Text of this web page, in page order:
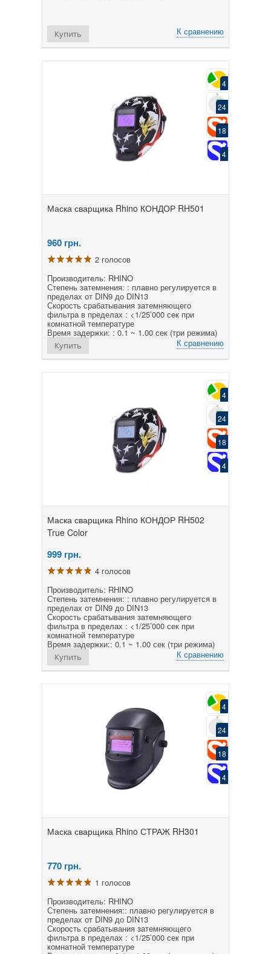
К сравнению
Купить
4
24
18
4
Маска сварщика Rhino КОНДОР RH501
960 грн.
2 голосов
Производитель: RHINO
Степень затемнения: : плавно регулируется в
пределах от DIN9 до DIN13
Скорость срабатывания затемняющего
фильтра в пределах : <1/25’000 сек при
комнатной температуре
Время задержки: : 0.1 ~ 1.00 сек (три режима)
К сравнению
Купить
4
24
18
4
Маска сварщика Rhino КОНДОР RH502
True Color
999 грн.
4 голосов
Производитель: RHINO
Степень затемнения: : плавно регулируется в
пределах от DIN9 до DIN13
Скорость срабатывания затемняющего
фильтра в пределах : <1/25’000 сек при
комнатной температуре
Время задержки:: 0.1 ~ 1.00 сек (три режима)
К сравнению
Купить
4
24
18
4
Маска сварщика Rhino СТРАЖ RH301
770 грн.
1 голосов
Производитель: RHINO
Степень затемнения:: плавно регулируется в
пределах от DIN9 до DIN13
Скорость срабатывания затемняющего
фильтра в пределах : <1/25’000 сек при
комнатной температуре